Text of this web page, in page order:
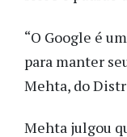
“O Google é
para manter
Mehta, do
Mehta julgou